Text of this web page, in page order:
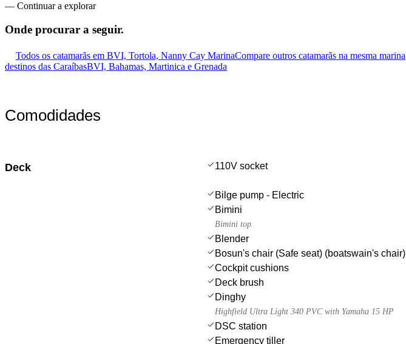
— Continuar a explorar
Onde procurar a seguir.
Todos os catamarãs em BVI, Tortola, Nanny Cay MarinaCompare outros catamarãs na mesma marina
destinos das CaraíbasBVI, Bahamas, Martinica e Grenada
Comodidades
Deck 110V socket
Bilge pump - Electric
Bimini
Bimini top
Blender
Bosun's chair (Safe seat) (boatswain's chair)
Cockpit cushions
Deck brush
Dinghy
Highfield Ultra Light 340 PVC with Yamaha 15 HP
DSC station
Emergency tiller